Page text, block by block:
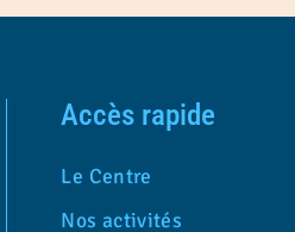
Accès rapide
Le Centre
Nos activités